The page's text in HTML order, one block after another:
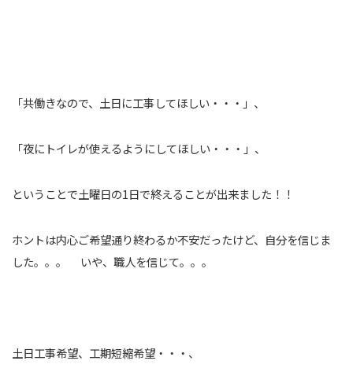
「共働きなので、土日に工事してほしい・・・」、
「夜にトイレが使えるようにしてほしい・・・」、
ということで土曜日の1日で終えることが出来ました！！
ホントは内心ご希望通り終わるか不安だったけど、自分を信じま
した。。。 いや、職人を信じて。。。
土日工事希望、工期短縮希望・・・、